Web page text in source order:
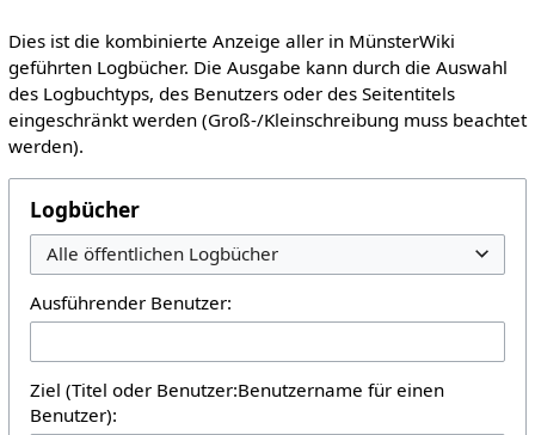
Dies ist die kombinierte Anzeige aller in MünsterWiki
geführten Logbücher. Die Ausgabe kann durch die Auswahl
des Logbuchtyps, des Benutzers oder des Seitentitels
eingeschränkt werden (Groß-/Kleinschreibung muss beachtet
werden).
Logbücher
Alle öffentlichen Logbücher
Ausführender Benutzer:
Ziel (Titel oder Benutzer:Benutzername für einen
Benutzer):